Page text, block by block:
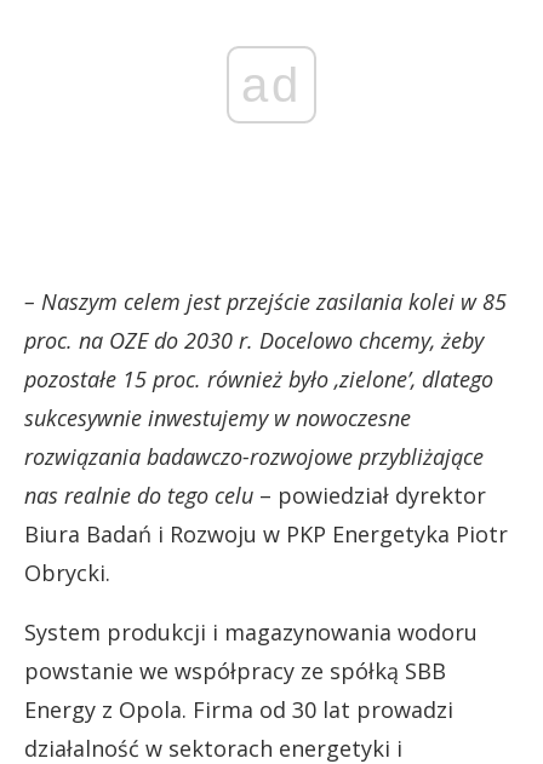
ad
– Naszym celem jest przejście zasilania kolei w 85
proc. na OZE do 2030 r. Docelowo chcemy, żeby
pozostałe 15 proc. również było ‚zielone’, dlatego
sukcesywnie inwestujemy w nowoczesne
rozwiązania badawczo-rozwojowe przybliżające
nas realnie do tego celu – powiedział dyrektor
Biura Badań i Rozwoju w PKP Energetyka Piotr
Obrycki.
System produkcji i magazynowania wodoru
powstanie we współpracy ze spółką SBB
Energy z Opola. Firma od 30 lat prowadzi
działalność w sektorach energetyki i